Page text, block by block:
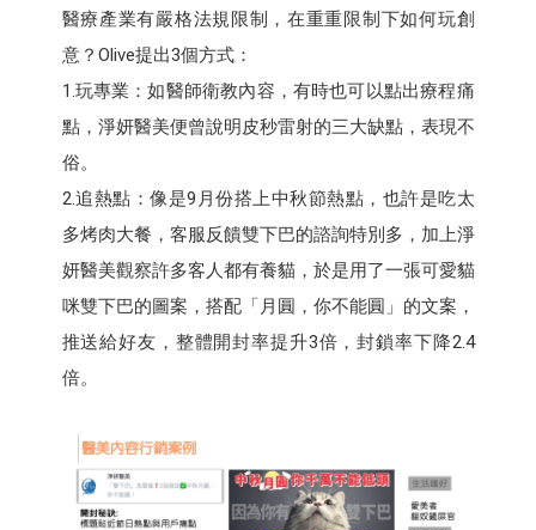
醫療產業有嚴格法規限制，在重重限制下如何玩創
意？Olive提出3個方式：
1.玩專業：如醫師衛教內容，有時也可以點出療程痛
點，淨妍醫美便曾說明皮秒雷射的三大缺點，表現不
俗。
2.追熱點：像是9月份搭上中秋節熱點，也許是吃太
多烤肉大餐，客服反饋雙下巴的諮詢特別多，加上淨
妍醫美觀察許多客人都有養貓，於是用了一張可愛貓
咪雙下巴的圖案，搭配「月圓，你不能圓」的文案，
推送給好友，整體開封率提升3倍，封鎖率下降2.4
倍。